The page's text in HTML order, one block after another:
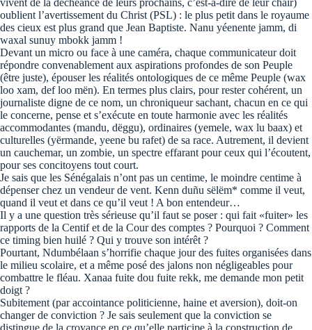
vivent de la déchéance de leurs prochains, c’est-à-dire de leur chair)
oublient l’avertissement du Christ (PSL) : le plus petit dans le royaume
des cieux est plus grand que Jean Baptiste. Nanu yéenente jamm, di
waxal sunuy mbokk jamm !
Devant un micro ou face à une caméra, chaque communicateur doit
répondre convenablement aux aspirations profondes de son Peuple
(être juste), épouser les réalités ontologiques de ce même Peuple (wax
loo xam, def loo mën). En termes plus clairs, pour rester cohérent, un
journaliste digne de ce nom, un chroniqueur sachant, chacun en ce qui
le concerne, pense et s’exécute en toute harmonie avec les réalités
accommodantes (mandu, dëggu), ordinaires (yemele, wax lu baax) et
culturelles (yërmande, yeene bu rafet) de sa race. Autrement, il devient
un cauchemar, un zombie, un spectre effarant pour ceux qui l’écoutent,
pour ses concitoyens tout court.
Je sais que les Sénégalais n’ont pas un centime, le moindre centime à
dépenser chez un vendeur de vent. Kenn duñu sëlëm* comme il veut,
quand il veut et dans ce qu’il veut ! A bon entendeur…
Il y a une question très sérieuse qu’il faut se poser : qui fait «fuiter» les
rapports de la Centif et de la Cour des comptes ? Pourquoi ? Comment
ce timing bien huilé ? Qui y trouve son intérêt ?
Pourtant, Ndumbélaan s’horrifie chaque jour des fuites organisées dans
le milieu scolaire, et a même posé des jalons non négligeables pour
combattre le fléau. Xanaa fuite dou fuite rekk, me demande mon petit
doigt ?
Subitement (par accointance politicienne, haine et aversion), doit-on
changer de conviction ? Je sais seulement que la conviction se
distingue de la croyance en ce qu’elle participe à la construction de